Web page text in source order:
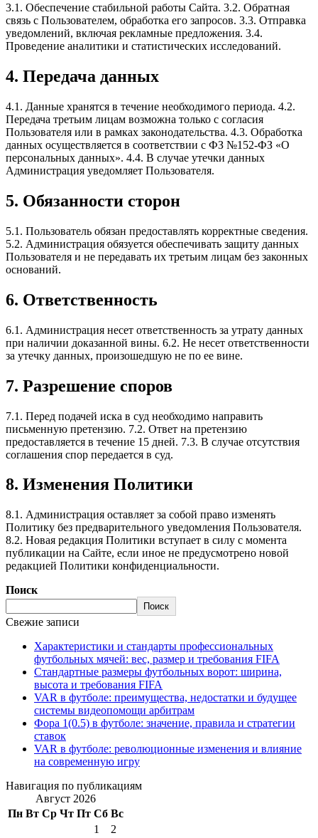
3.1. Обеспечение стабильной работы Сайта. 3.2. Обратная
связь с Пользователем, обработка его запросов. 3.3. Отправка
уведомлений, включая рекламные предложения. 3.4.
Проведение аналитики и статистических исследований.
4. Передача данных
4.1. Данные хранятся в течение необходимого периода. 4.2.
Передача третьим лицам возможна только с согласия
Пользователя или в рамках законодательства. 4.3. Обработка
данных осуществляется в соответствии с ФЗ №152-ФЗ «О
персональных данных». 4.4. В случае утечки данных
Администрация уведомляет Пользователя.
5. Обязанности сторон
5.1. Пользователь обязан предоставлять корректные сведения.
5.2. Администрация обязуется обеспечивать защиту данных
Пользователя и не передавать их третьим лицам без законных
оснований.
6. Ответственность
6.1. Администрация несет ответственность за утрату данных
при наличии доказанной вины. 6.2. Не несет ответственности
за утечку данных, произошедшую не по ее вине.
7. Разрешение споров
7.1. Перед подачей иска в суд необходимо направить
письменную претензию. 7.2. Ответ на претензию
предоставляется в течение 15 дней. 7.3. В случае отсутствия
соглашения спор передается в суд.
8. Изменения Политики
8.1. Администрация оставляет за собой право изменять
Политику без предварительного уведомления Пользователя.
8.2. Новая редакция Политики вступает в силу с момента
публикации на Сайте, если иное не предусмотрено новой
редакцией Политики конфиденциальности.
Поиск
Поиск
Свежие записи
Характеристики и стандарты профессиональных
футбольных мячей: вес, размер и требования FIFA
Стандартные размеры футбольных ворот: ширина,
высота и требования FIFA
VAR в футболе: преимущества, недостатки и будущее
системы видеопомощи арбитрам
Фора 1(0.5) в футболе: значение, правила и стратегии
ставок
VAR в футболе: революционные изменения и влияние
на современную игру
Навигация по публикациям
Август 2026
Пн Вт Ср Чт Пт Сб Вс
1
2